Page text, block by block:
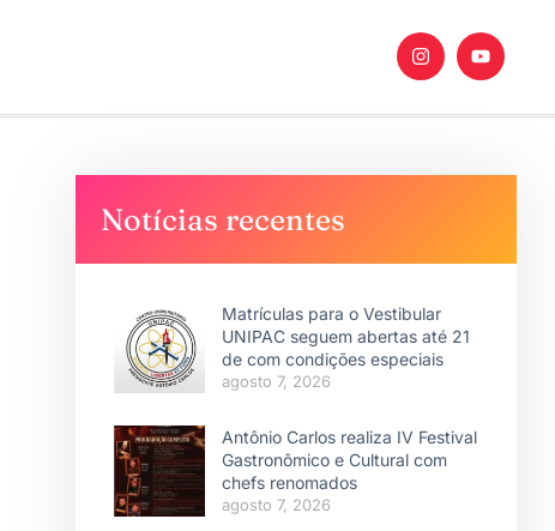
Notícias recentes
Matrículas para o Vestibular
UNIPAC seguem abertas até 21
de com condições especiais
agosto 7, 2026
Antônio Carlos realiza IV Festival
Gastronômico e Cultural com
chefs renomados
agosto 7, 2026